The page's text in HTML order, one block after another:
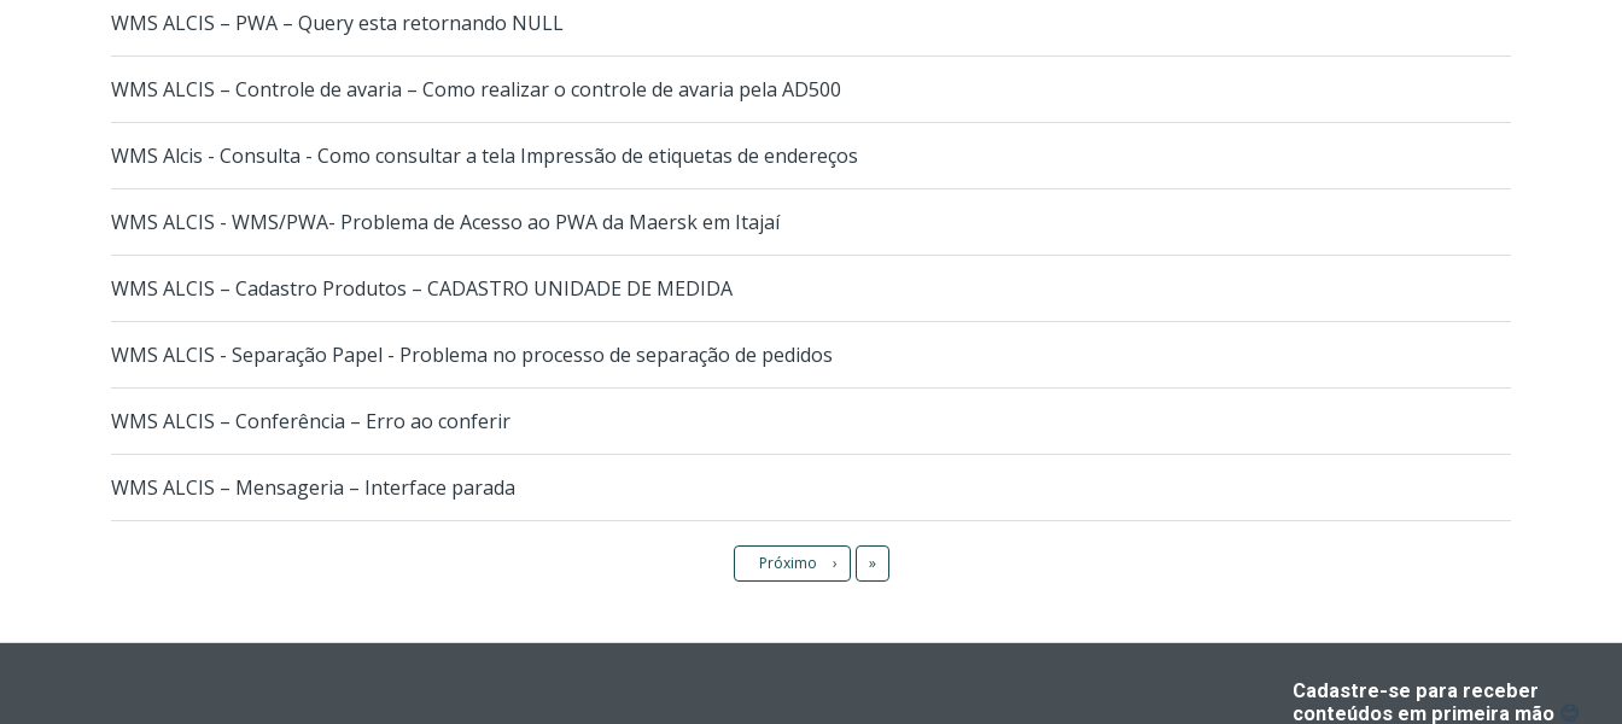
WMS ALCIS – PWA – Query esta retornando NULL
WMS ALCIS – Controle de avaria – Como realizar o controle de avaria pela AD500
WMS Alcis - Consulta - Como consultar a tela Impressão de etiquetas de endereços
WMS ALCIS - WMS/PWA- Problema de Acesso ao PWA da Maersk em Itajaí
WMS ALCIS – Cadastro Produtos – CADASTRO UNIDADE DE MEDIDA
WMS ALCIS - Separação Papel - Problema no processo de separação de pedidos
WMS ALCIS – Conferência – Erro ao conferir
WMS ALCIS – Mensageria – Interface parada
Próximo › Último
»